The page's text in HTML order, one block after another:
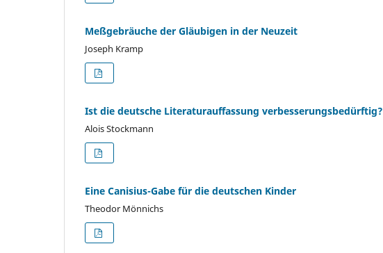
Meßgebräuche der Gläubigen in der Neuzeit
Joseph Kramp
Ist die deutsche Literaturauffassung verbesserungsbedürftig?
Alois Stockmann
Eine Canisius-Gabe für die deutschen Kinder
Theodor Mönnichs